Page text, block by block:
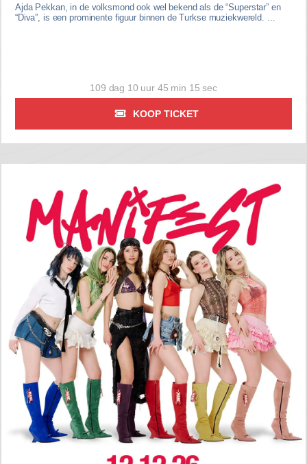
Ajda Pekkan, in de volksmond ook wel bekend als de “Superstar” en
“Diva”, is een prominente figuur binnen de Turkse muziekwereld. ...
109 dag 10 uur 45 min 14 sec
KOOP TICKET